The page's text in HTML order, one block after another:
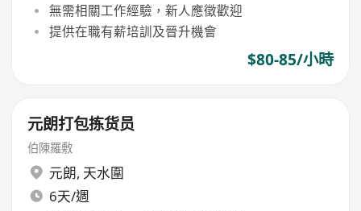
無需相關工作經驗，新人應徵歡迎
提供在職有薪培訓及晉升機會
$80-85/小時
元朗打包拣货员
伯陳羅敷
元朗, 天水圍
6天/週